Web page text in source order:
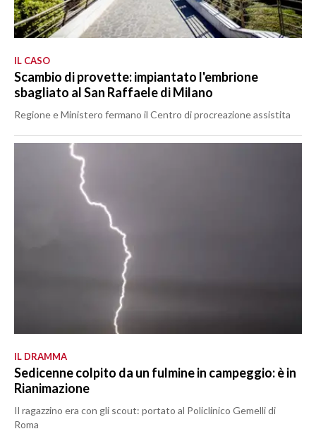
IL CASO
Scambio di provette: impiantato l'embrione
sbagliato al San Raffaele di Milano
Regione e Ministero fermano il Centro di procreazione assistita
IL DRAMMA
Sedicenne colpito da un fulmine in campeggio: è in
Rianimazione
Il ragazzino era con gli scout: portato al Policlinico Gemelli di
Roma